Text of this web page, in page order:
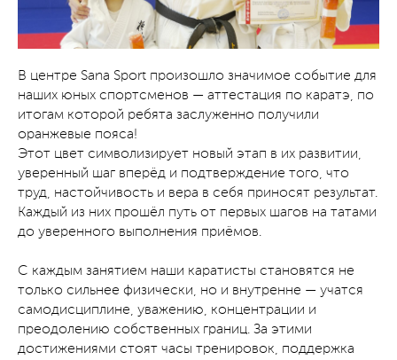
В центре Sana Sport произошло значимое событие для
наших юных спортсменов — аттестация по каратэ, по
итогам которой ребята заслуженно получили
оранжевые пояса!
Этот цвет символизирует новый этап в их развитии,
уверенный шаг вперёд и подтверждение того, что
труд, настойчивость и вера в себя приносят результат.
Каждый из них прошёл путь от первых шагов на татами
до уверенного выполнения приёмов.
С каждым занятием наши каратисты становятся не
только сильнее физически, но и внутренне — учатся
самодисциплине, уважению, концентрации и
преодолению собственных границ. За этими
достижениями стоят часы тренировок, поддержка